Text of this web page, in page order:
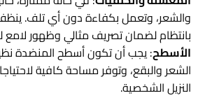
والشعر، وتعمل بكفاءة دون أي تلف.
بانتظام لضمان تصريف مثالي وظهور لامع
الأسطح: يجب أن تكون أسطح المنضدة
الشعر والبقع، وتوفر مساحة كافية
النزيل الشخصية.